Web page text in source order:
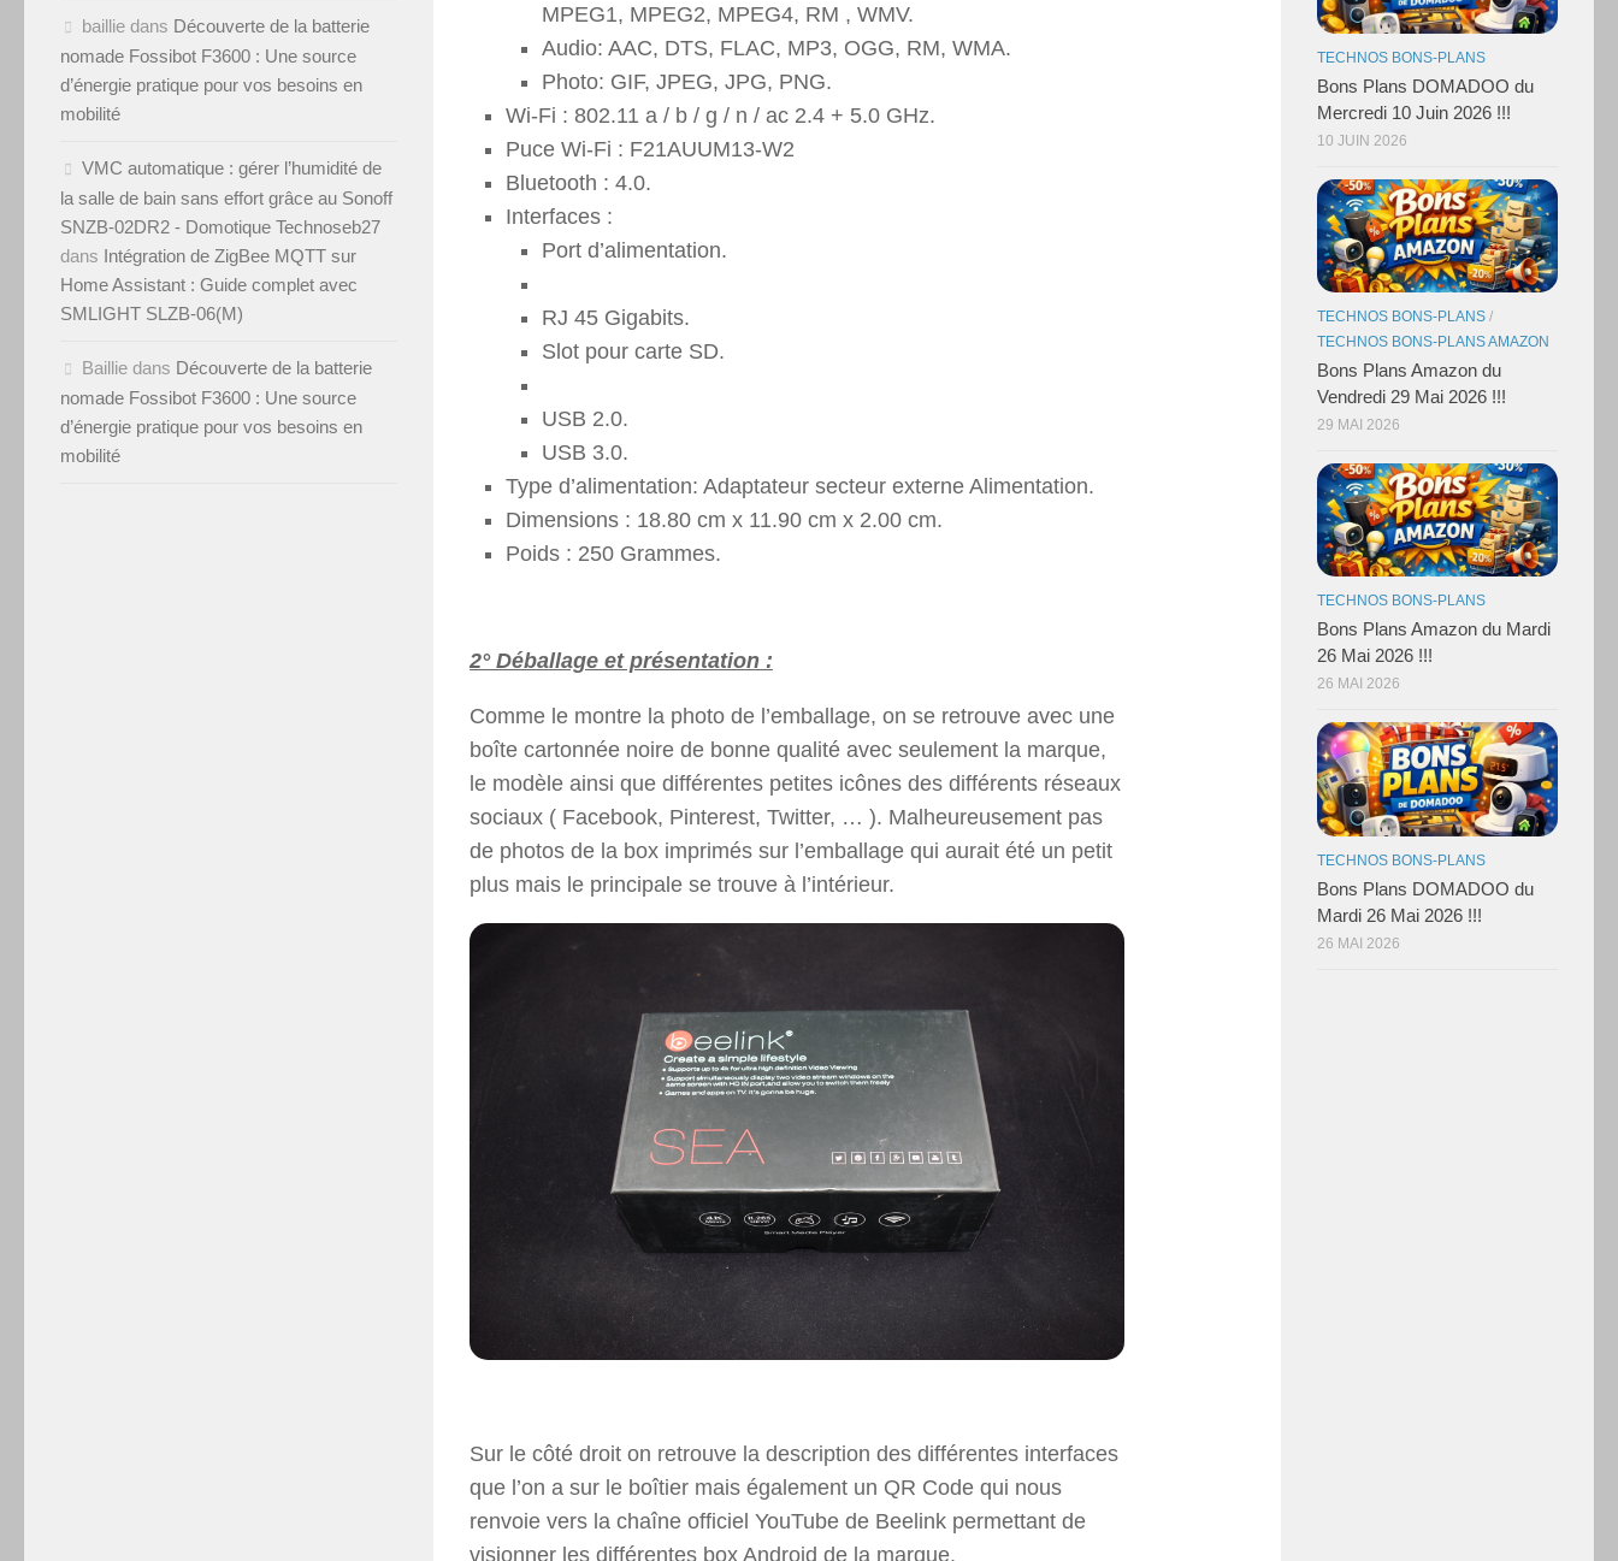
MPEG1, MPEG2, MPEG4, RM , WMV.
Audio: AAC, DTS, FLAC, MP3, OGG, RM, WMA.
Photo: GIF, JPEG, JPG, PNG.
Wi-Fi : 802.11 a / b / g / n / ac 2.4 + 5.0 GHz.
Puce Wi-Fi : F21AUUM13-W2
Bluetooth : 4.0.
Interfaces :
Port d’alimentation.
RJ 45 Gigabits.
Slot pour carte SD.
USB 2.0.
USB 3.0.
Type d’alimentation: Adaptateur secteur externe Alimentation.
Dimensions : 18.80 cm x 11.90 cm x 2.00 cm.
Poids : 250 Grammes.
2° Déballage et présentation :
Comme le montre la photo de l’emballage, on se retrouve avec une
boîte cartonnée noire de bonne qualité avec seulement la marque,
le modèle ainsi que différentes petites icônes des différents réseaux
sociaux ( Facebook, Pinterest, Twitter, … ). Malheureusement pas
de photos de la box imprimés sur l’emballage qui aurait été un petit
plus mais le principale se trouve à l’intérieur.
Sur le côté droit on retrouve la description des différentes interfaces
que l’on a sur le boîtier mais également un QR Code qui nous
renvoie vers la chaîne officiel YouTube de Beelink permettant de
visionner les différentes box Android de la marque.
baillie dans Découverte de la batterie
nomade Fossibot F3600 : Une source
d’énergie pratique pour vos besoins en
mobilité
VMC automatique : gérer l’humidité de
la salle de bain sans effort grâce au Sonoff
SNZB-02DR2 - Domotique Technoseb27
dans Intégration de ZigBee MQTT sur
Home Assistant : Guide complet avec
SMLIGHT SLZB-06(M)
Baillie dans Découverte de la batterie
nomade Fossibot F3600 : Une source
d’énergie pratique pour vos besoins en
mobilité
TECHNOS BONS-PLANS
Bons Plans DOMADOO du
Mercredi 10 Juin 2026 !!!
10 JUIN 2026
TECHNOS BONS-PLANS /
TECHNOS BONS-PLANS AMAZON
Bons Plans Amazon du
Vendredi 29 Mai 2026 !!!
29 MAI 2026
TECHNOS BONS-PLANS
Bons Plans Amazon du Mardi
26 Mai 2026 !!!
26 MAI 2026
TECHNOS BONS-PLANS
Bons Plans DOMADOO du
Mardi 26 Mai 2026 !!!
26 MAI 2026